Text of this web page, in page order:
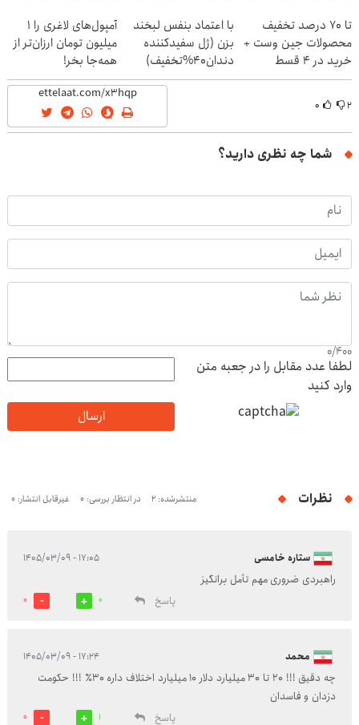
تا 70 درصد تخفیف
محصولات جین وست +
خرید در 4 قسط
با اعتماد بنفس لبخند
بزن (ژل سفیدکننده
دندان40%تخفیف)
آمپول‌های لاغری را ۱
میلیون تومان ارزان‌تر از
همه‌جا بخر!
۲ ۰
شما چه نظری دارید؟
0/400
لطفا عدد مقابل را در جعبه متن
وارد کنید
ارسال
نظرات منتشرشده: 2 در انتظار بررسی: 0 غیرقابل انتشار: 0
ستاره خامسی ۱۷:۰۵ - ۱۴۰۵/۰۳/۰۹
راهبردی ضروری مهم تأمل برانگیز
پاسخ
0
0
محمد ۱۷:۲۴ - ۱۴۰۵/۰۳/۰۹
چه دقیق !!! ۲۰ تا ۳۰ میلیارد دلار ۱۰ میلیارد اختلاف داره ۳۰٪ !!! حکومت
دزدان و فاسدان
پاسخ
1
0